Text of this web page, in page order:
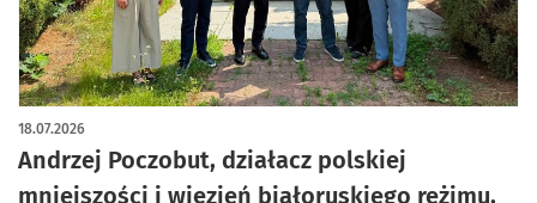
Andrzej Poczobut, działacz polskiej
mniejszości i więzień białoruskiego reżimu,
18.07.2026